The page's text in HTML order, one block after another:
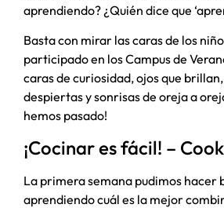
aprendiendo? ¿Quién dice que
Basta con mirar las caras de los
participado en los Campus de
caras de curiosidad, ojos que
despiertas y sonrisas de oreja a
hemos pasado!
¡Cocinar es fácil! –
La primera semana pudimos hacer
aprendiendo cuál es la mejor